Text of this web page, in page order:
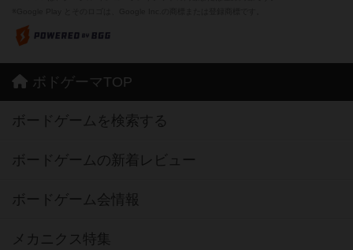
ボドゲーマTOP
ボードゲームを検索する
ボードゲームの新着レビュー
ボードゲーム会情報
メカニクス特集